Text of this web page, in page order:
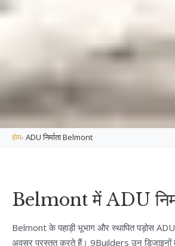
होम› ADU निर्माता Belmont
Belmont में ADU
Belmont के पहाड़ी भूभाग और स्थापित पड़ोस ADU
अवसर प्रस्तुत करते हैं। 9Builders उन डिजाइनों में